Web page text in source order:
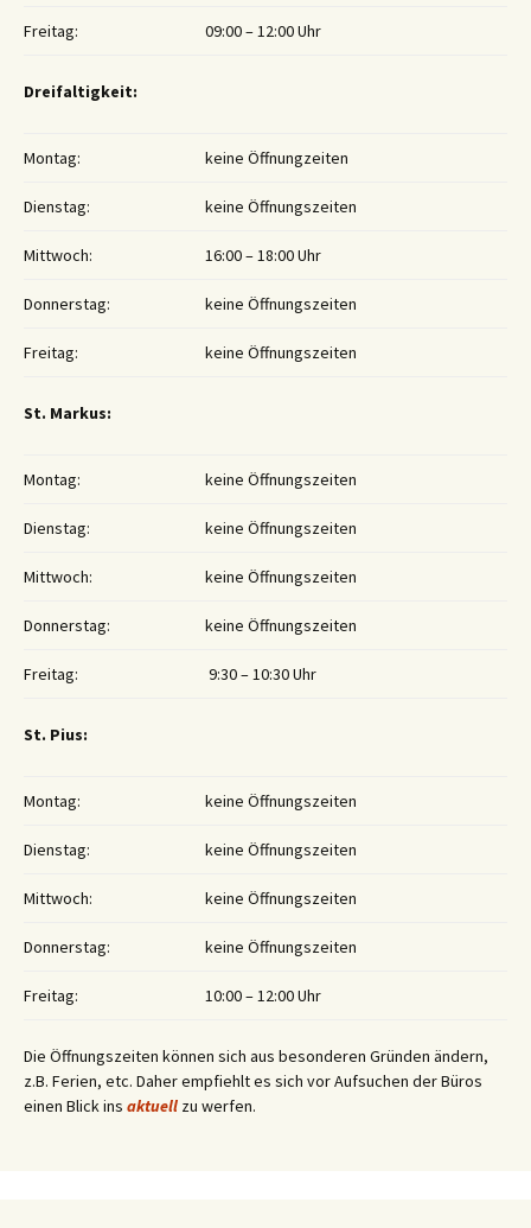
Freitag: 09:00 – 12:00 Uhr
Dreifaltigkeit:
Montag: keine Öffnungzeiten
Dienstag: keine Öffnungszeiten
Mittwoch: 16:00 – 18:00 Uhr
Donnerstag: keine Öffnungszeiten
Freitag: keine Öffnungszeiten
St. Markus:
Montag: keine Öffnungszeiten
Dienstag: keine Öffnungszeiten
Mittwoch: keine Öffnungszeiten
Donnerstag: keine Öffnungszeiten
Freitag: 9:30 – 10:30 Uhr
St. Pius:
Montag: keine Öffnungszeiten
Dienstag: keine Öffnungszeiten
Mittwoch: keine Öffnungszeiten
Donnerstag: keine Öffnungszeiten
Freitag: 10:00 – 12:00 Uhr
Die Öffnungszeiten können sich aus besonderen Gründen ändern,
z.B. Ferien, etc. Daher empfiehlt es sich vor Aufsuchen der Büros
einen Blick ins aktuell zu werfen.